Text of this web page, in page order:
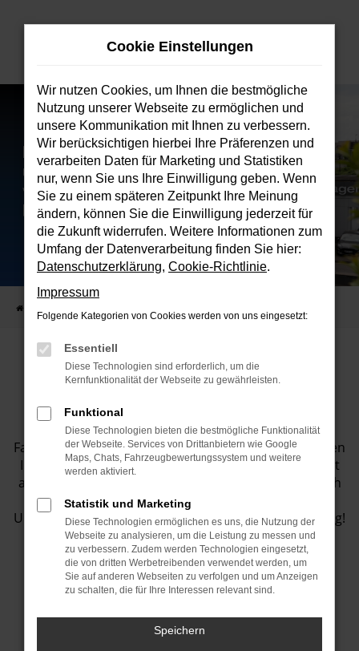
Zum
Fahrzeugbestand
Entdecken Sie eine Vielzahl von top
Fahrzeugangeboten in unserem Showroom! Wir bieten
Ihnen eine große Auswahl an Fahrzeugen, die perfekt
auf Ihre Bedürfnisse abgestimmt sind. Lassen Sie sich
inspirieren und finden Sie Ihr Traumauto bei uns.
Unser Team steht Ihnen jederzeit gerne zur Verfügung!
Fehler: Network Error
Beim Laden ist ein Fehler aufgetreten.
Cookie Einstellungen
Wir nutzen Cookies, um Ihnen die bestmögliche
Nutzung unserer Webseite zu ermöglichen und
unsere Kommunikation mit Ihnen zu verbessern.
Wir berücksichtigen hierbei Ihre Präferenzen und
verarbeiten Daten für Marketing und Statistiken
nur, wenn Sie uns Ihre Einwilligung geben. Wenn
Sie zu einem späteren Zeitpunkt Ihre Meinung
ändern, können Sie die Einwilligung jederzeit für
die Zukunft widerrufen. Weitere Informationen zum
Umfang der Datenverarbeitung finden Sie hier:
Datenschutzerklärung, Cookie-Richtlinie.
Impressum
Folgende Kategorien von Cookies werden von uns eingesetzt:
Essentiell
Diese Technologien sind erforderlich, um die
Kernfunktionalität der Webseite zu gewährleisten.
Funktional
Diese Technologien bieten die bestmögliche Funktionalität
der Webseite. Services von Drittanbietern wie Google
Maps, Chats, Fahrzeugbewertungssystem und weitere
werden aktiviert.
Statistik und Marketing
Diese Technologien ermöglichen es uns, die Nutzung der
Webseite zu analysieren, um die Leistung zu messen und
zu verbessern. Zudem werden Technologien eingesetzt,
die von dritten Werbetreibenden verwendet werden, um
Sie auf anderen Webseiten zu verfolgen und um Anzeigen
zu schalten, die für Ihre Interessen relevant sind.
Speichern